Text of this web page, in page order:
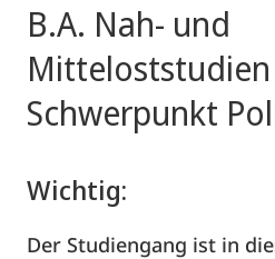
B.A. Nah- und
Mitteloststudien
Schwerpunkt
Wichtig:
Der Studiengang ist in